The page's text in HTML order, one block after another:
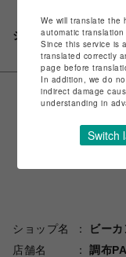
シェアする
ショップ名
ビー
店舗名
調布
We will translate the
automatic translation
Since this service is
translated correctly
page before
In addition, we do
indirect damage
understanding in
Switch